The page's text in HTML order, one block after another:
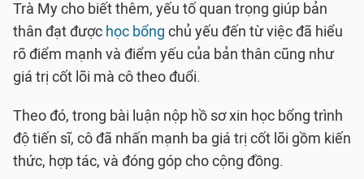
Trà My cho biết thêm, yếu tố quan trọng giúp bản
thân đạt được học bổng chủ yếu đến từ việc đã hiểu
rõ điểm mạnh và điểm yếu của bản thân cũng như
giá trị cốt lõi mà cô theo đuổi.
Theo đó, trong bài luận nộp hồ sơ xin học bổng trình
độ tiến sĩ, cô đã nhấn mạnh ba giá trị cốt lõi gồm kiến
thức, hợp tác, và đóng góp cho cộng đồng.